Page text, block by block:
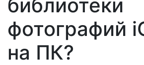
библиотеки
фотографий
на ПК?